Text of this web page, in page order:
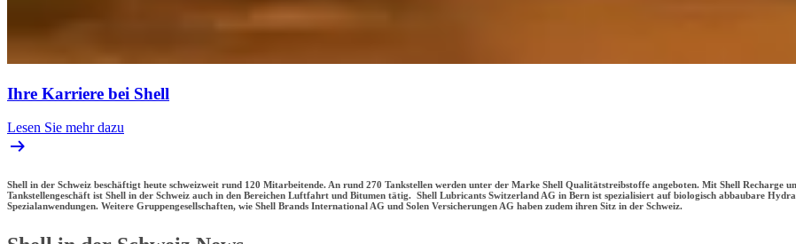
Ihre Karriere bei Shell
Lesen Sie mehr dazu
Shell in der Schweiz beschäftigt heute schweizweit rund 120 Mitarbeitende. An rund 270 Tankstellen werden unter der Marke Shell Qualitätstreibstoffe angeboten. Mit Shell Recharge
Tankstellengeschäft ist Shell in der Schweiz auch in den Bereichen Luftfahrt und Bitumen tätig. Shell Lubricants Switzerland AG in Bern ist spezialisiert auf biologisch abbaubare
Spezialanwendungen. Weitere Gruppengesellschaften, wie Shell Brands International AG und Solen Versicherungen AG haben zudem ihren Sitz in der Schweiz.